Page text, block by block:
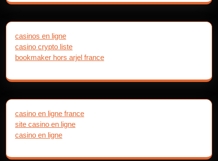
casinos en ligne
casino crypto liste
bookmaker hors arjel france
casino en ligne france
site casino en ligne
casino en ligne